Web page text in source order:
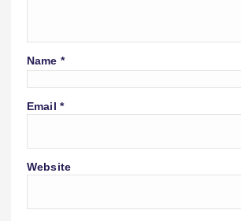
Name *
Email *
Website